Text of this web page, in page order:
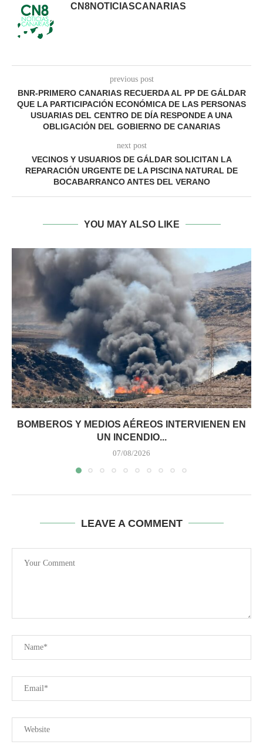
CN8NOTICIASCANARIAS
previous post
BNR-PRIMERO CANARIAS RECUERDA AL PP DE GÁLDAR
QUE LA PARTICIPACIÓN ECONÓMICA DE LAS PERSONAS
USUARIAS DEL CENTRO DE DÍA RESPONDE A UNA
OBLIGACIÓN DEL GOBIERNO DE CANARIAS
next post
VECINOS Y USUARIOS DE GÁLDAR SOLICITAN LA
REPARACIÓN URGENTE DE LA PISCINA NATURAL DE
BOCABARRANCO ANTES DEL VERANO
YOU MAY ALSO LIKE
BOMBEROS Y MEDIOS AÉREOS INTERVIENEN EN
UN INCENDIO...
07/08/2026
LEAVE A COMMENT